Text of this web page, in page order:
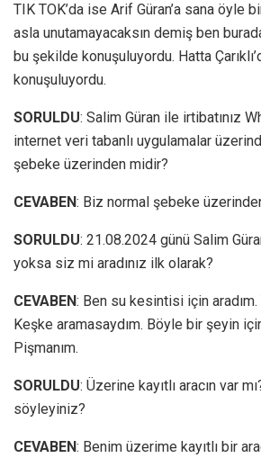
TIK TOK’da ise Arif Güran’a sana öyle
asla unutamayacaksın demiş ben
bu şekilde konuşuluyordu. Hatta
konuşuluyordu.
SORULDU: Salim Güran ile irtibatınız
internet veri tabanlı uygulamalar
şebeke üzerinden midir?
CEVABEN: Biz normal şebeke
SORULDU: 21.08.2024 günü Salim
yoksa siz mi aradınız ilk olarak?
CEVABEN: Ben su kesintisi için aradım.
Keşke aramasaydım. Böyle bir şeyin
Pişmanım.
SORULDU: Üzerine kayıtlı aracın var
söyleyiniz?
CEVABEN: Benim üzerime kayıtlı bir